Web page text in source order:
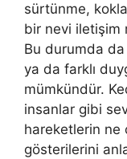
sürtünme,
bir nevi iletişim
Bu durumda da
ya da farklı
mümkündür.
insanlar gibi
hareketlerin ne
gösterilerini